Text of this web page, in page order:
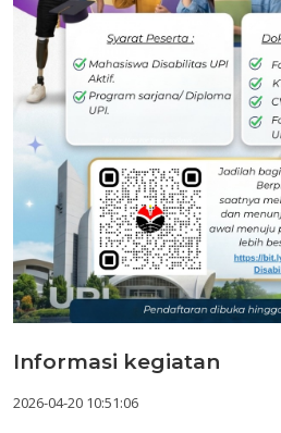
Informasi kegiatan
2026-04-20 10:51:06